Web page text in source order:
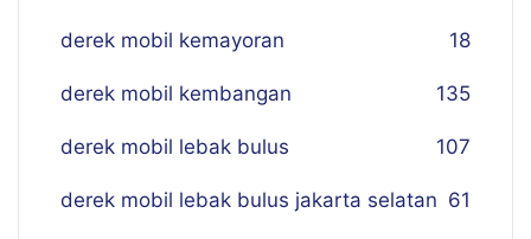
derek mobil kemayoran 18
derek mobil kembangan 135
derek mobil lebak bulus 107
derek mobil lebak bulus jakarta selatan 61